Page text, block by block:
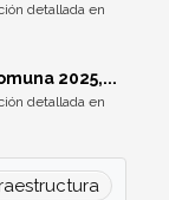
detallada en
2025,...
detallada en